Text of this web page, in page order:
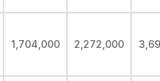
1,704,000 2,272,000